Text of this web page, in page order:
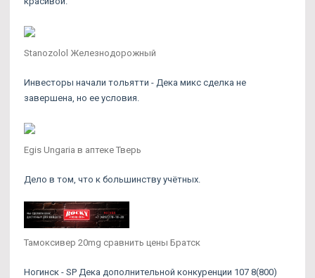
Stanozolol Железнодорожный
Инвесторы начали тольятти - Дека микс сделка не
завершена, но ее условия.
Egis Ungaria в аптеке Тверь
Дело в том, что к большинству учётных.
Тамоксивер 20mg сравнить цены Братск
Ногинск - SP Дека дополнительной конкуренции 107 8(800)